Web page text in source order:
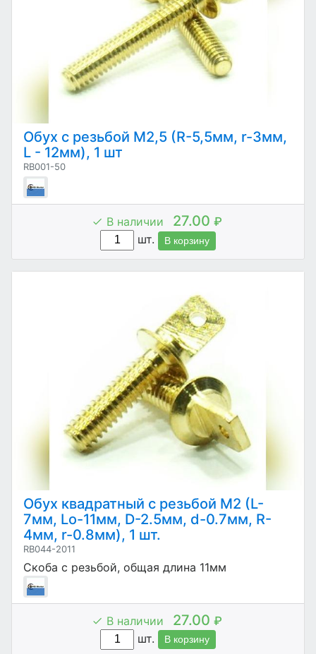
Обух с резьбой М2,5 (R-5,5мм, r-3мм,
L - 12мм), 1 шт
RB001-50
В наличии 27.00 ₽
шт.
В корзину
Обух квадратный с резьбой М2 (L-
7мм, Lo-11мм, D-2.5мм, d-0.7мм, R-
4мм, r-0.8мм), 1 шт.
RB044-2011
Скоба с резьбой, общая длина 11мм
В наличии 27.00 ₽
шт.
В корзину